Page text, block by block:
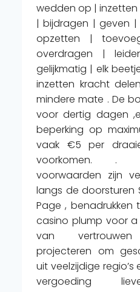
wedden op |
| bijdragen | geven |
opzetten |
overdragen |
gelijkmatig | elk
inzetten kracht
mindere mate . De
voor dertig dagen
beperking op
vaak €5 per
voorkomen. .
voorwaarden zijn
langs de doorsturen
Page , benadrukken
casino plump voor
van vertrouwen
projecteren om
uit veelzijdige
vergoeding